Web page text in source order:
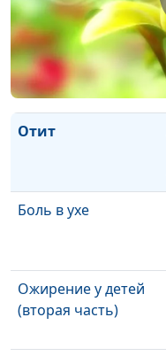
Снижение слуха
Отит
Боль в ухе
Ожирение у детей
(вторая часть)